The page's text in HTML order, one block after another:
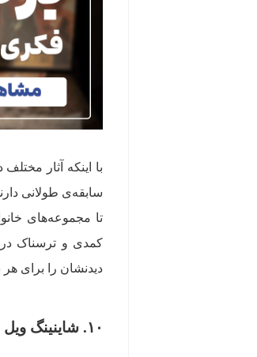
با اینکه آثار
سابقه‌ی طولانی
تا مجموعه‌های
کمدی و ترسناک در
دیدنشان را برای
۱۰. شاینینگ ویل (Shining Vale)